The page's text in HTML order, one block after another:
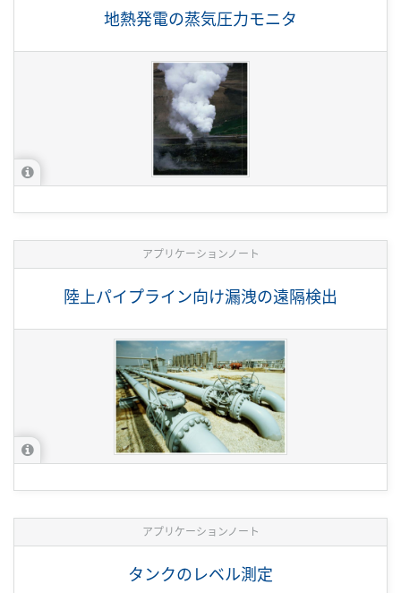
地熱発電の蒸気圧力モニタ
アプリケーションノート
陸上パイプライン向け漏洩の遠隔検出
アプリケーションノート
タンクのレベル測定